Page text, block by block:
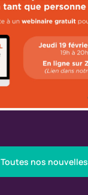
Toutes nos nouvelles